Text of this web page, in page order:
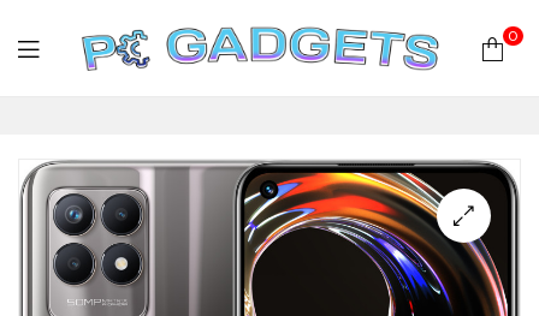
Gadgets
Plus
|
0